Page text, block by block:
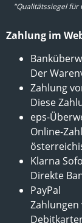
"Qualitätssiegel für
Zahlung im
Der
Zahlung
Diese
eps-
Online-
Klarna
Direkte
PayPal
Zahlungen